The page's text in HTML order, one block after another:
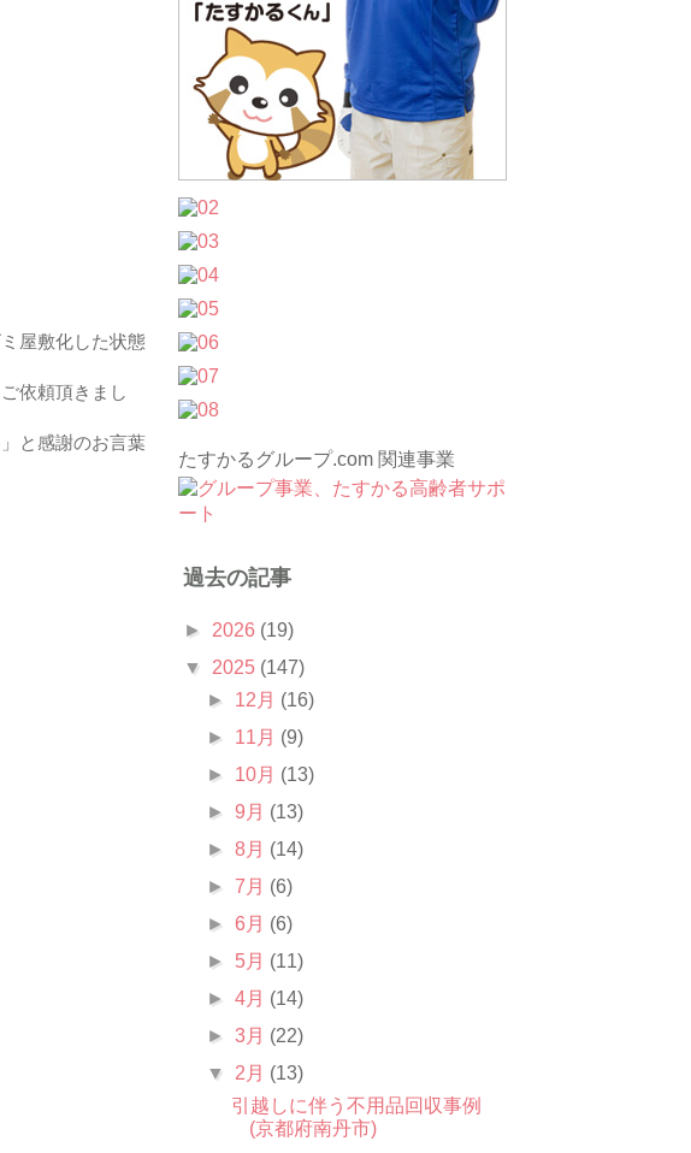
屋敷化した状態
依頼頂きまし
と感謝のお言葉
たすかるグループ.com 関連事業
過去の記事
► 2026 (19)
▼ 2025 (147)
► 12月 (16)
► 11月 (9)
► 10月 (13)
►9月 (13)
►8月 (14)
►7月 (6)
►6月 (6)
► 5月 (11)
►4月 (14)
►3月 (22)
▼ 2月 (13)
引越しに伴う不用品回収事例
(京都府南丹市)